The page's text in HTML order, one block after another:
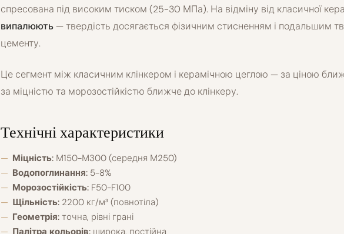
спресована під високим тиском (25-30 МПа). На відміну від класичної
випалюють— твердість досягається фізичним стисненням і подальшим
цементу.
Це сегмент між класичним клінкером і керамічною цеглою — за ціною
за міцністю та морозостійкістю ближче до клінкеру.
Технічні характеристики
Міцність: М150-М300 (середня М250)
Водопоглинання: 5-8%
Морозостійкість: F50-F100
Щільність: 2200 кг/м³ (повнотіла)
Геометрія: точна, рівні грані
Палітра кольорів: широка, постійна